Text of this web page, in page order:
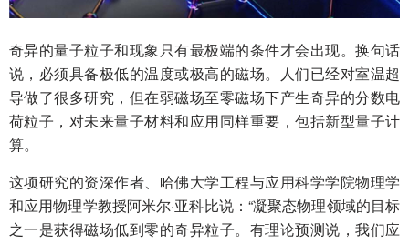
奇异的量子粒子和现象只有最极端的条件才会出现。换句话
说，必须具备极低的温度或极高的磁场。人们已经对室温超
导做了很多研究，但在弱磁场至零磁场下产生奇异的分数电
荷粒子，对未来量子材料和应用同样重要，包括新型量子计
算。
这项研究的资深作者、哈佛大学工程与应用科学学院物理学
和应用物理学教授阿米尔·亚科比说：“凝聚态物理领域的目标
之一是获得磁场低到零的奇异粒子。有理论预测说，我们应